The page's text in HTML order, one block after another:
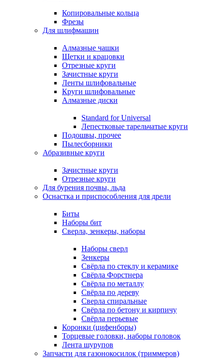
Копировальные кольца
Фрезы
Для шлифмашин
Алмазные чашки
Щетки и крацовки
Отрезные круги
Зачистные круги
Ленты шлифовальные
Круги шлифовальные
Алмазные диски
Standard for Universal
Лепестковые тарельчатые круги
Подошвы, прочее
Пылесборники
Абразивные круги
Зачистные круги
Отрезные круги
Для бурения почвы, льда
Оснастка и приспособления для дрели
Биты
Наборы бит
Сверла, зенкеры, наборы
Наборы сверл
Зенкеры
Свёрла по стеклу и керамике
Свёрла Форстнера
Свёрла по металлу
Свёрла по дереву
Сверла спиральные
Свёрла по бетону и кирпичу
Свёрла перьевые
Коронки (цифенборы)
Торцевые головки, наборы головок
Лента шурупов
Запчасти для газонокосилок (триммеров)